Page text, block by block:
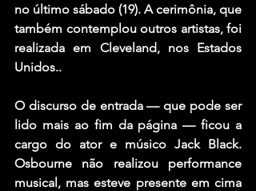
no último sábado (19). A cerimônia, que
também contemplou outros artistas, foi
realizada em Cleveland, nos Estados
Unidos..
O discurso de entrada — que pode ser
lido mais ao fim da página — ficou a
cargo do ator e músico Jack Black.
Osbourne não realizou performance
musical, mas esteve presente em cima